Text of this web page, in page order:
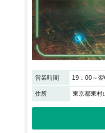
営業時間 19：00～
住所 東京都東村